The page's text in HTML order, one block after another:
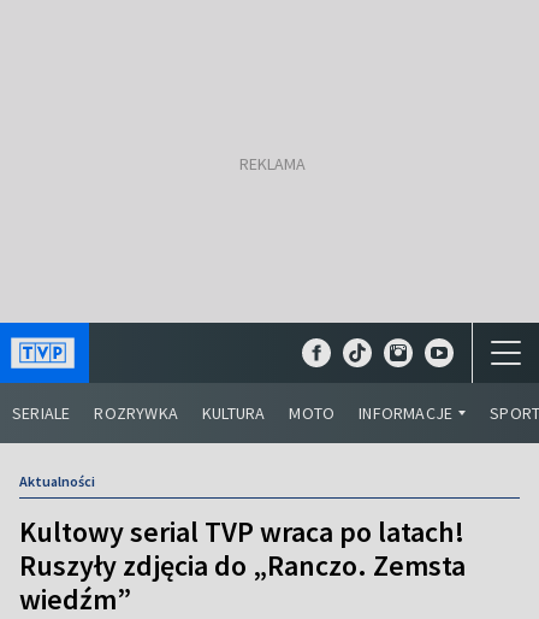
SERIALE ROZRYWKA KULTURA MOTO INFORMACJE
Aktualności
Kultowy serial TVP wraca po latach!
Ruszyły zdjęcia do „Ranczo. Zemsta
wiedźm”